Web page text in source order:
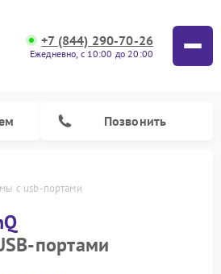
+7 (844) 290-70-26
Ежедневно, с 10:00 до 20:00
Позвонить
с usb-портами
портами